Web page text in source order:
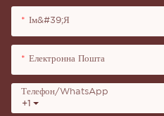
Ім&#39;я
Електронна Пошта
+1
Телефон/WhatsApp